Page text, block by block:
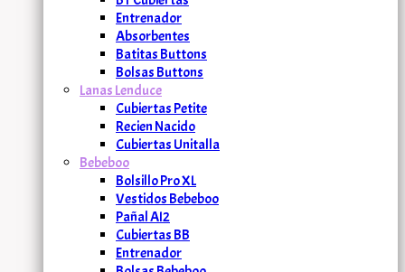
Entrenador
Absorbentes
Batitas Buttons
Bolsas Buttons
Lanas Lenduce
Cubiertas Petite
Recien Nacido
Cubiertas Unitalla
Bebeboo
Bolsillo Pro XL
Vestidos Bebeboo
Pañal AI2
Cubiertas BB
Entrenador